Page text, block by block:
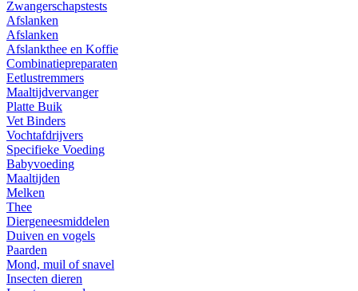
Zwangerschapstests
Afslanken
Afslanken
Afslankthee en Koffie
Combinatiepreparaten
Eetlustremmers
Maaltijdvervanger
Platte Buik
Vet Binders
Vochtafdrijvers
Specifieke Voeding
Babyvoeding
Maaltijden
Melken
Thee
Diergeneesmiddelen
Duiven en vogels
Paarden
Mond, muil of snavel
Insecten dieren